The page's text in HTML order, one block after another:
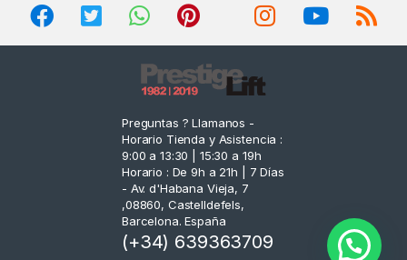
Preguntas ? Llamanos -
Horario Tienda y Asistencia :
9:00 a 13:30 | 15:30 a 19h
Horario : De 9h a 21h | 7 Días
- Av. d'Habana Vieja, 7
,08860, Castelldefels,
Barcelona. España
(+34) 639363709